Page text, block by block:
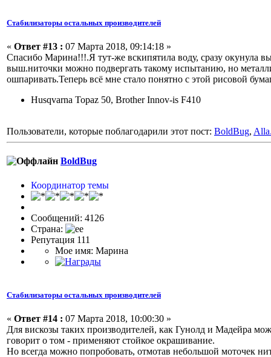
Стабилизаторы остальных производителей
« Ответ #13 : 07 Марта 2018, 09:14:18 »
Спасибо Марина!!!.Я тут-же вскипятила воду, сразу окунула
выш.ниточки можно подвергать такому испытанию, но
ошпаривать.Теперь всё мне стало понятно с этой рисовой
Husqvarna Topaz 50, Brother Innov-is F410
Пользователи, которые поблагодарили этот пост: BoldBug,
BoldBug
Координатор темы
Сообщений: 4126
Страна:
Репутация 111
Мое имя: Марина
Стабилизаторы остальных производителей
« Ответ #14 : 07 Марта 2018, 10:00:30 »
Для вискозы таких производителей, как Гунолд и Мадейра
говорит о том - применяют стойкое окрашивание.
Но всегда можно попробовать, отмотав небольшой моточек